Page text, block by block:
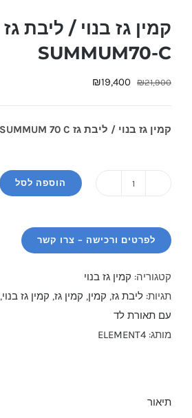
קמין גז בנוי / ליבת גז
SUMMUM70-C
₪21,900
המחיר₪19,400
קמין גז בנוי / ליבת גז SUMMUM 70 C
קמין
ליבת
הוספה לסל
קטגוריה: קמין גז בנוי
תגיות: ליבת גז, קמין, קמין גז, קמין גז בנוי,
עם תאורת לד
מותג: ELEMENT4
תיאור